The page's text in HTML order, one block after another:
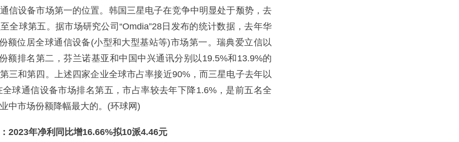
信设备市场第一的位置。韩国三星电子在竞争中明显处于颓势，去
全球第五。据市场研究公司“Omdia”28日发布的统计数据，去年华
额位居全球通信设备(小型和大型基站等)市场第一。瑞典爱立信以
额排名第二，芬兰诺基亚和中国中兴通讯分别以19.5%和13.9%的
三和第四。上述四家企业全球市占率接近90%，而三星电子去年以
全球通信设备市场排名第五，市占率较去年下降1.6%，是前五名全
中市场份额降幅最大的。(环球网)
年净利同比增16.66%拟10派4.46元